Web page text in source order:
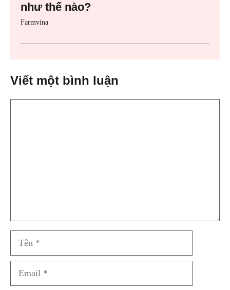
như thế nào?
Farmvina
Viết một bình luận
Tên
Email